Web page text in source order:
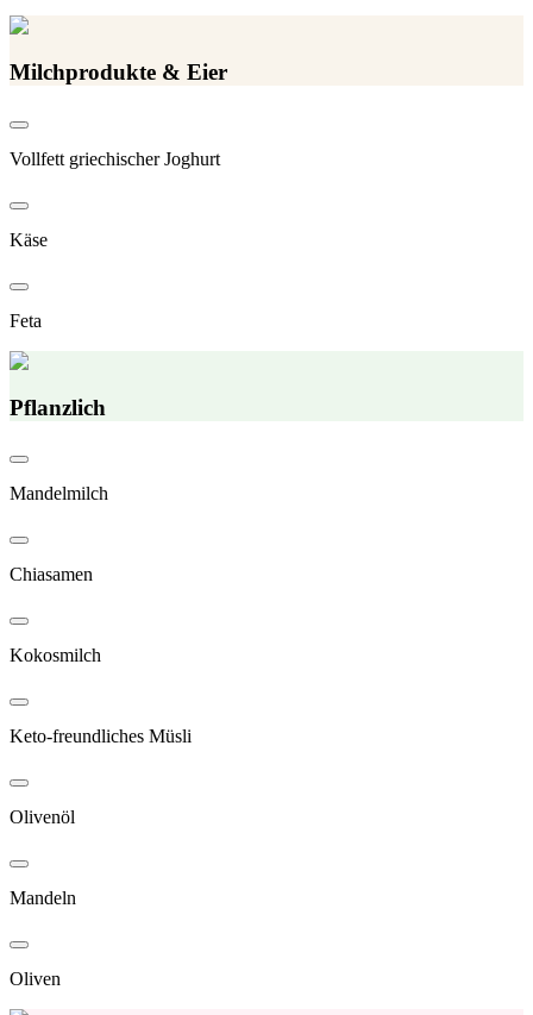
Milchprodukte & Eier
Vollfett griechischer Joghurt
Käse
Feta
Pflanzlich
Mandelmilch
Chiasamen
Kokosmilch
Keto-freundliches Müsli
Olivenöl
Mandeln
Oliven